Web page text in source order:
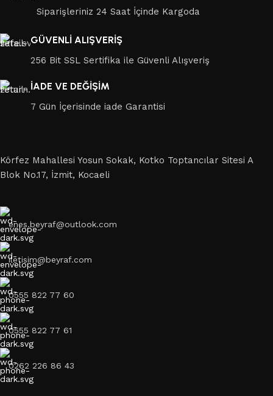
Siparişleriniz 24 Saat İçinde Kargoda
GÜVENLİ ALIŞVERİŞ
256 Bit SSL Sertifika ile Güvenli Alışveriş
İADE VE DEĞİŞİM
7 Gün İçerisinde iade Garantisi
Körfez Mahallesi Yosun Sokak, Kotko Toptancılar Sitesi A
Blok No.17, İzmit, Kocaeli
enes.beyraf@outlook.com
iletisim@beyraf.com
0555 822 77 60
0555 822 77 61
0262 226 86 43